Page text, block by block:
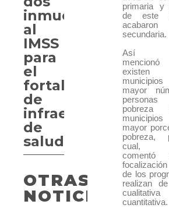
primaria y
de este
secundaria.
Así
mayor
mayor
pobreza,
cual,
de los
realizan
cuantitativa.
inmuebles
al
IMSS
para
el
fortalecimiento
de
infraestructura
de
salud
OTRAS
NOTICIAS